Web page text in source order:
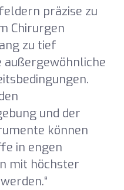
präzise zu
Chirurgen
zu tief
außergewöhnliche
und der
können
in engen
mit höchster